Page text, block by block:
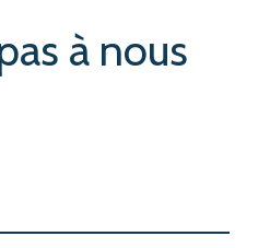
à nous